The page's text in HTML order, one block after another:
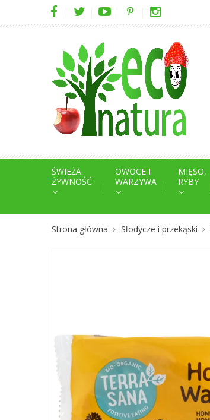
ŚWIEŻA
ŻYWNOŚĆ
OWOCE I
WARZYWA
MIĘSO,
RYBY
Strona główna Słodycze i przekąski